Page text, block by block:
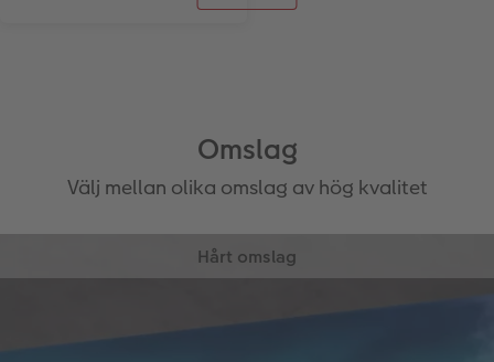
Omslag
Välj mellan olika omslag av hög kvalitet